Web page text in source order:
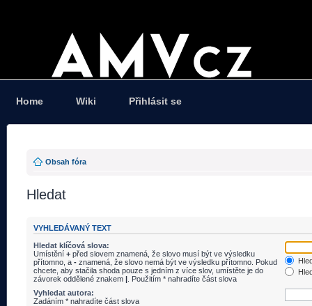
Home Wiki Přihlásit se
Obsah fóra
Hledat
VYHLEDÁVANÝ TEXT
Hledat klíčová slova:
Umístění + před slovem znamená, že slovo musí být ve výsledku
přítomno, a - znamená, že slovo nemá být ve výsledku přítomno. Pokud
chcete, aby stačila shoda pouze s jedním z více slov, umístěte je do
závorek oddělené znakem | . Použitím * nahradíte část slova
Vyhledat autora:
Zadáním * nahradíte část slova